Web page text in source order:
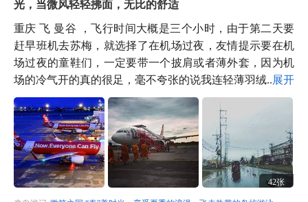
光，当微风轻轻拂面，无比的舒适
重庆 飞 曼谷 ，飞行时间大概是三个小时，由于第二天要
赶早班机去苏梅，就选择了在机场过夜，友情提示要在机
场过夜的童鞋们，一定要带一个披肩或者薄外套，因为机
场的冷气开的真的很足，毫不夸张的说我连轻薄羽绒...展开
42张